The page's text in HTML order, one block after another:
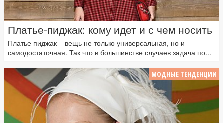
Платье-пиджак: кому идет и с чем носить
Платье пиджак – вещь не только универсальная, но и
самодостаточная. Так что в большинстве случаев задача по...
МОДНЫЕ ТЕНДЕНЦИИ